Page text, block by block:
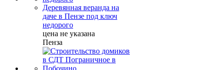
Деревянная веранда на
даче в Пензе под ключ
недорого
цена не указана
Пенза